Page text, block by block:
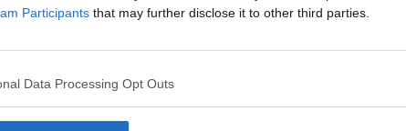
Participants that may further disclose it to other third parties.
Data Processing Opt Outs
dúinn a bheith ag súil go n-ainmneofar é
na Náisiún i mí Mheán Fómhair i
CLG Uíbh Fhailí tar éis Charlie
i ndiaidh comhscór Chill Chainnigh